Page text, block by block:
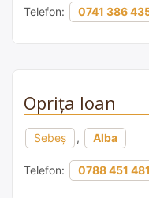
Telefon: 0741 386
Oprița Ioan
Sebeș , Alba
Telefon: 0788 451 481